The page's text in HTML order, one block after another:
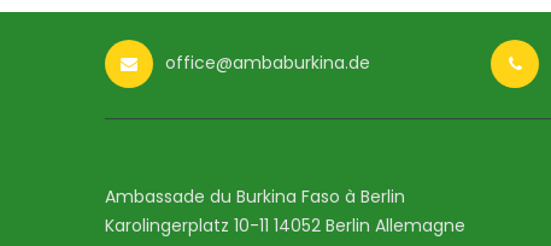
office@ambaburkina.de
Ambassade du Burkina Faso à Berlin
Karolingerplatz 10-11 14052 Berlin Allemagne